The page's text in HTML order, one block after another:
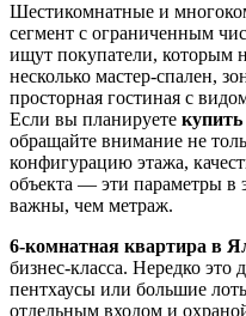
Шестикомнатные и
сегмент с ограниченным
ищут покупатели, которым
несколько мастер-спален,
просторная гостиная с
Если вы планируете
обращайте внимание не
конфигурацию этажа,
объекта — эти параметры в
важны, чем метраж.
6-комнатная квартира в
бизнес-класса. Нередко это
пентхаусы или большие
отдельным входом и